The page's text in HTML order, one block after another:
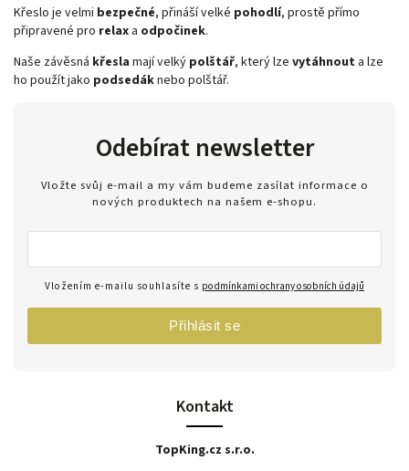
Křeslo je velmi bezpečné, přináší velké pohodlí, prostě přímo
připravené pro relax a odpočinek.
Naše závěsná křesla mají velký polštář, který lze vytáhnout a lze
ho použít jako podsedáknebo polštář.
Kontakt
TopKing.cz s.r.o.
Odebírat newsletter
Vložte svůj e-mail a my vám budeme zasílat informace o
nových produktech na našem e-shopu.
Vložením e-mailu souhlasíte s podmínkami ochrany osobních údajů
Přihlásit se